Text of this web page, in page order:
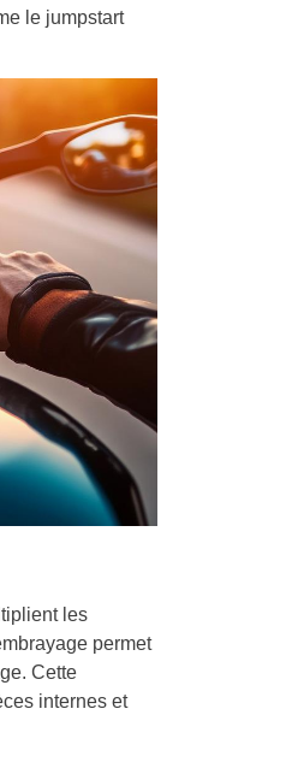
le jumpstart
les
permet
Cette
internes et